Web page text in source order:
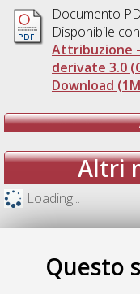
Questo
Documento
Disponibile
Attribuzione
derivate 3.0
Download
Altri
Loading...